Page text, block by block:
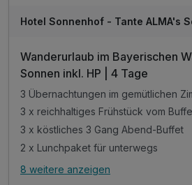
Hotel Sonnenhof - Tante ALMA's
Wanderurlaub im Bayerischen
Sonnen inkl. HP | 4 Tage
3 Übernachtungen im gemütlichen
3 x reichhaltiges Frühstück vom
3 x köstliches 3 Gang Abend-Buffet
2 x Lunchpaket für unterwegs
Alle Inklusivleistungen
8 weitere anzeigen